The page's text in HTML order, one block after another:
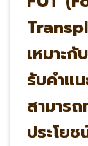
เหมาะ
รับคำแ
สามาร
ประโย